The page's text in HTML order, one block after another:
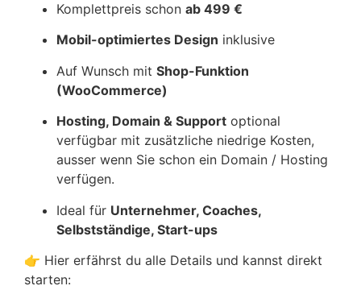
Komplettpreis schon ab 499 €
Mobil-optimiertes Design inklusive
Auf Wunsch mit Shop-Funktion
(WooCommerce)
Hosting, Domain & Support optional
verfügbar mit zusätzliche niedrige Kosten,
ausser wenn Sie schon ein Domain / Hosting
verfügen.
Ideal für Unternehmer, Coaches,
Selbstständige, Start-ups
👉 Hier erfährst du alle Details und kannst direkt
starten: